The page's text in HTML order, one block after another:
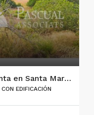
Casa rustica pareada en venta en Santa Margalida
EDIFICACIÓN